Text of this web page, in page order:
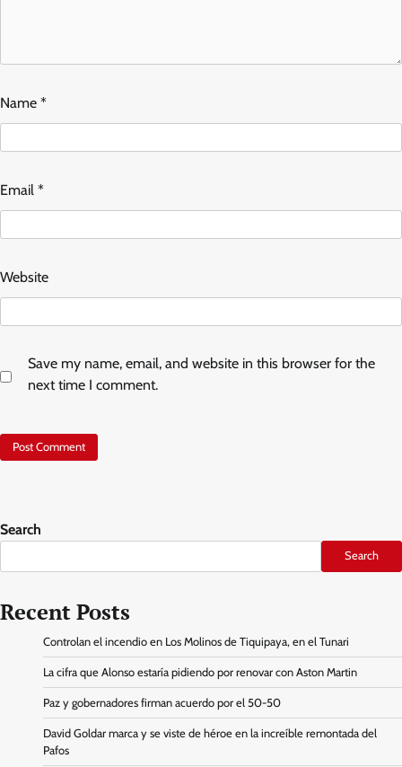
Name *
Email *
Website
Save my name, email, and website in this browser for the
next time I comment.
Search
Search
Recent Posts
Controlan el incendio en Los Molinos de Tiquipaya, en el Tunari
La cifra que Alonso estaría pidiendo por renovar con Aston Martin
Paz y gobernadores firman acuerdo por el 50-50
David Goldar marca y se viste de héroe en la increíble remontada del
Pafos